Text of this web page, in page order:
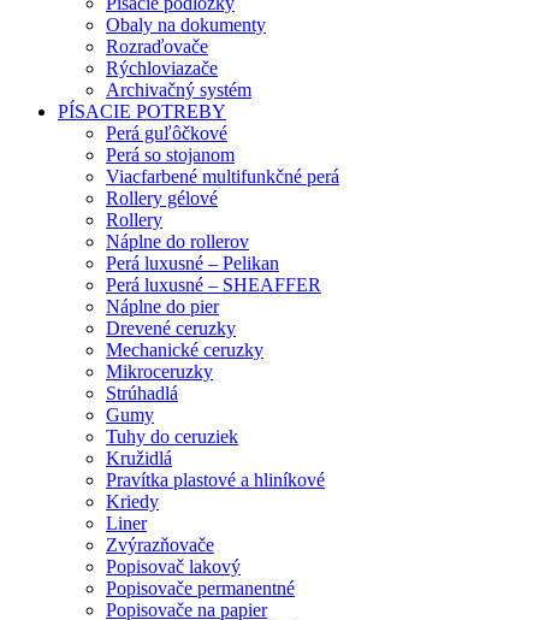
Obaly na dokumenty
Rozraďovače
Rýchloviazače
Archivačný systém
PÍSACIE POTREBY
Perá guľôčkové
Perá so stojanom
Viacfarbené multifunkčné perá
Rollery gélové
Rollery
Náplne do rollerov
Perá luxusné – Pelikan
Perá luxusné – SHEAFFER
Náplne do pier
Drevené ceruzky
Mechanické ceruzky
Mikroceruzky
Strúhadlá
Gumy
Tuhy do ceruziek
Kružidlá
Pravítka plastové a hliníkové
Kriedy
Liner
Zvýrazňovače
Popisovač lakový
Popisovače permanentné
Popisovače na papier